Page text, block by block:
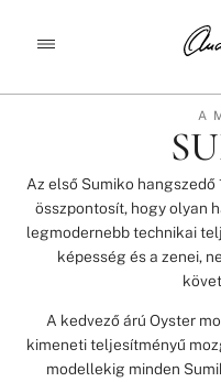
KEZDŐLAP TERMÉKEK
A
Az első Sumiko
összpontosít, hogy olyan
legmodernebb technikai
képesség és a zenei,
A kedvező árú Oyster
kimeneti teljesítményű
modellekig minden